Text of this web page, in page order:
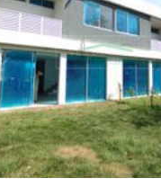
VER DETALLES